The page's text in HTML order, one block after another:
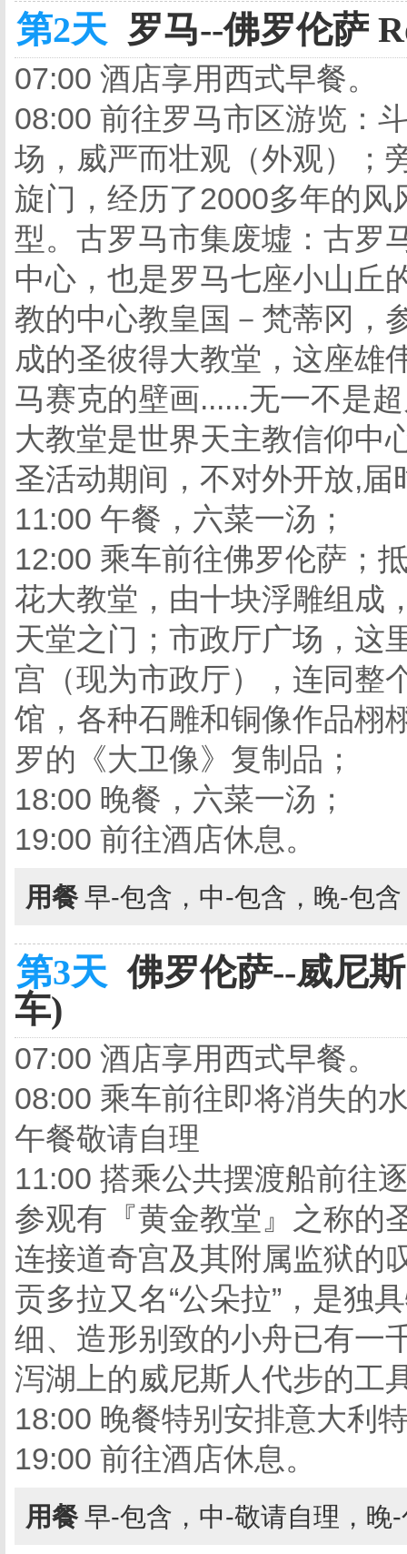
第2天 罗马--佛罗伦萨
07:00 酒店享用西式早餐。
08:00 前往罗马市区游览：
场，威严而壮观（外观）；
旋门，经历了2000多年的
型。古罗马市集废墟：古罗
中心，也是罗马七座小山丘
教的中心教皇国－梵蒂冈，
成的圣彼得大教堂，这座雄
马赛克的壁画......无一不是
大教堂是世界天主教信仰中
圣活动期间，不对外开放,
11:00 午餐，六菜一汤；
12:00 乘车前往佛罗伦萨；
花大教堂，由十块浮雕组成
天堂之门；市政厅广场，这
宫（现为市政厅），连同整
馆，各种石雕和铜像作品栩
罗的《大卫像》复制品；
18:00 晚餐，六菜一汤；
19:00 前往酒店休息。
用餐 早-包含，中-包含，晚-包
第3天 佛罗伦萨--威尼
车)
07:00 酒店享用西式早餐。
08:00 乘车前往即将消失的
午餐敬请自理
11:00 搭乘公共摆渡船前往
参观有『黄金教堂』之称的
连接道奇宫及其附属监狱的
贡多拉又名“公朵拉”，是独
细、造形别致的小舟已有一
泻湖上的威尼斯人代步的工
18:00 晚餐特别安排意大利
19:00 前往酒店休息。
用餐 早-包含，中-敬请自理，晚